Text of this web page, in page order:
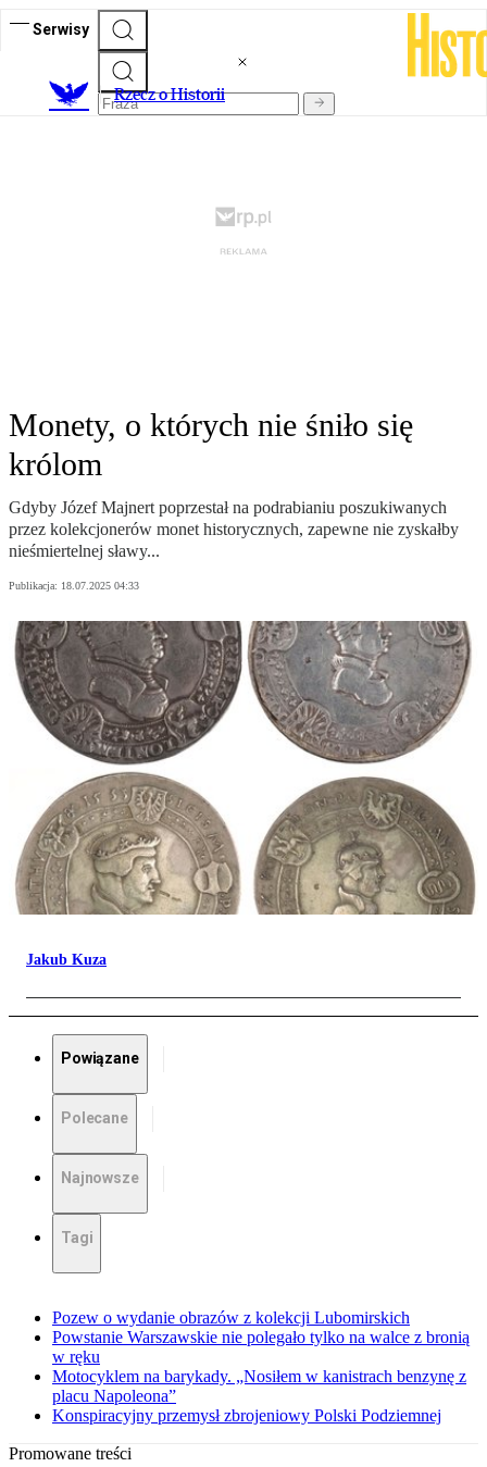
Serwisy
Rzecz o Historii
Monety, o których nie śniło się
królom
Gdyby Józef Majnert poprzestał na podrabianiu poszukiwanych
przez kolekcjonerów monet historycznych, zapewne nie zyskałby
nieśmiertelnej sławy...
Publikacja: 18.07.2025 04:33
Jakub Kuza
Powiązane
Polecane
Najnowsze
Tagi
Pozew o wydanie obrazów z kolekcji Lubomirskich
Powstanie Warszawskie nie polegało tylko na walce z bronią
w ręku
Motocyklem na barykady. „Nosiłem w kanistrach benzynę z
placu Napoleona”
Konspiracyjny przemysł zbrojeniowy Polski Podziemnej
Promowane treści